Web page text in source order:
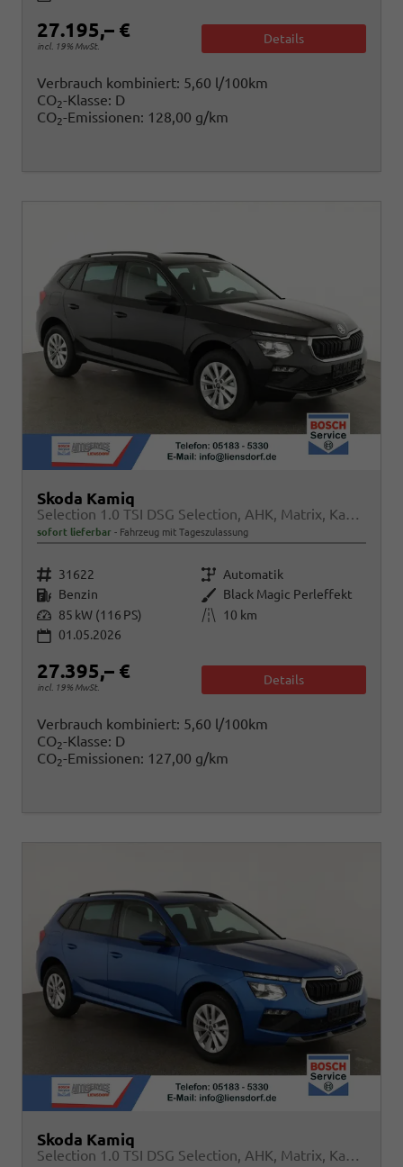
27.195,– €
incl. 19% MwSt.
Details
Verbrauch kombiniert: 5,60 l/100km
CO2-Klasse: D
CO2-Emissionen: 128,00 g/km
Skoda Kamiq
Selection 1.0 TSI DSG Selection, AHK, Matrix, Kamera, Ladeboden, Winter, 16-Zoll
sofort lieferbar Fahrzeug mit Tageszulassung
Fahrzeugnr. 31622 Getriebe Automatik
Kraftstoff Benzin Außenfarbe Black Magic Perleffekt
Leistung 85 kW (116 PS) Kilometerstand
10 km
01.05.2026
27.395,– €
incl. 19% MwSt.
Details
Verbrauch kombiniert: 5,60 l/100km
CO2-Klasse: D
CO2-Emissionen: 127,00 g/km
Skoda Kamiq
Selection 1.0 TSI DSG Selection, AHK, Matrix, Kamera, Ladeboden, Winter, 16-Zoll